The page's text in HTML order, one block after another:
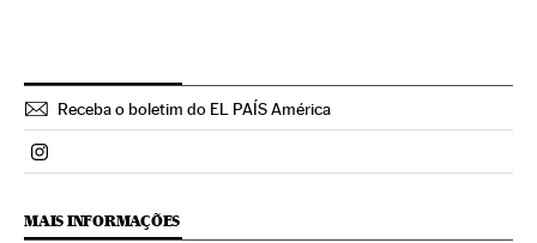
Receba o boletim do EL PAÍS América
Politica El País Brasil en Instagram
MAIS INFORMAÇÕES